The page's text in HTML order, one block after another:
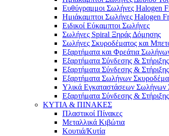
Ευθύγραμμοι Σωλήνες Halogen
Ημιάκαμπτοι Σωλήνες Halogen
Ειδικοί Εύκαμπτοι Σωλήνες
Σωλήνες Spiral Ξηράς Δόμησης
Σωλήνες Σκυροδέματος και
Εξαρτήματα και Φρεάτια
Εξαρτήματα Σύνδεσης & Στήριξης
Εξαρτήματα Σύνδεσης &
Εξαρτήματα Σωλήνων
Υλικά Εγκαταστάσεων Σωλήνων
Εξαρτήματα Σύνδεσης &
ΚΥΤΙΑ & ΠΙΝΑΚΕΣ
Πλαστικοί Πίνακες
Μεταλλικά Κιβώτια
Κουτιά/Κυτία